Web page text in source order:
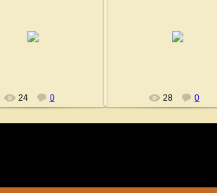
24 0 28 0